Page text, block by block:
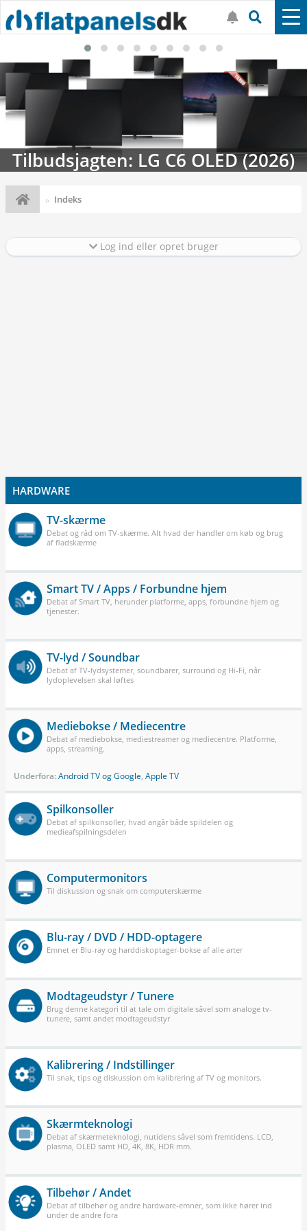
Tilbudsjagten: LG C6 OLED (2026)
Indeks
Log ind eller opret bruger
HARDWARE
TV-skærme
Debat og råd om TV-skærme. Alt hvad der handler om køb og brug
af fladskærme
Smart TV / Apps / Forbundne hjem
Debat af Smart TV, herunder platforme, apps, forbundne hjem og
tjenester.
TV-lyd / Soundbar
Debat af TV-lydsystemer, soundbarer, surround og Hi-Fi, når
lydoplevelsen skal løftes
Mediebokse / Mediecentre
Debat af mediebokse, mediestreamer og mediecentre. Platforme,
apps, streaming.
Underfora:Android TV og Google, Apple TV
Spilkonsoller
Debat af spilkonsoller, hvad angår både spildelen og
medieafspilningsdelen
Computermonitors
Til diskussion og snak om computerskærme
Blu-ray / DVD / HDD-optagere
Emnet er Blu-ray og harddiskoptager-bokse af alle arter
Modtageudstyr / Tunere
Brug denne kategori til at tale om digitale såvel som analoge tv-
tunere, samt andet modtageudstyr
Kalibrering / Indstillinger
Til snak, tips og diskussion om kalibrering af TV og monitors.
Skærmteknologi
Debat af skærmeteknologi, nutidens såvel som fremtidens. LCD,
plasma, OLED samt HD, 4K, 8K, HDR mm.
Tilbehør / Andet
Debat af tilbehør og andre hardware-emner, som ikke hører ind
under de andre fora